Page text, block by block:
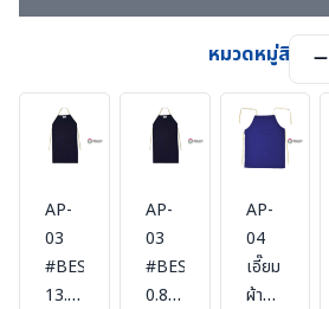
หมวดหมู่สินค้า
AP-
03
#BESTSAFE
13.5
AP-
03
#BESTSAFE
0.8
AP-
04
เอี๊ยม
ผ้าสี